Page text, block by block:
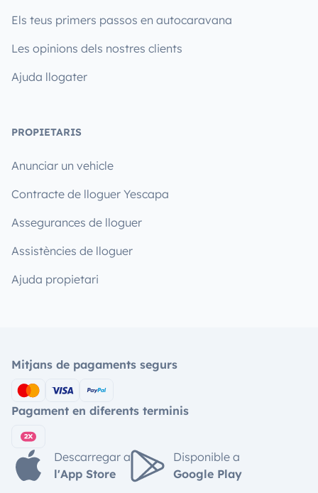
Els teus primers passos en autocaravana
Les opinions dels nostres clients
Ajuda llogater
PROPIETARIS
Anunciar un vehicle
Contracte de lloguer Yescapa
Assegurances de lloguer
Assistències de lloguer
Ajuda propietari
Mitjans de pagaments segurs
Pagament en diferents terminis
Descarregar a
l'App Store
Disponible a
Google Play